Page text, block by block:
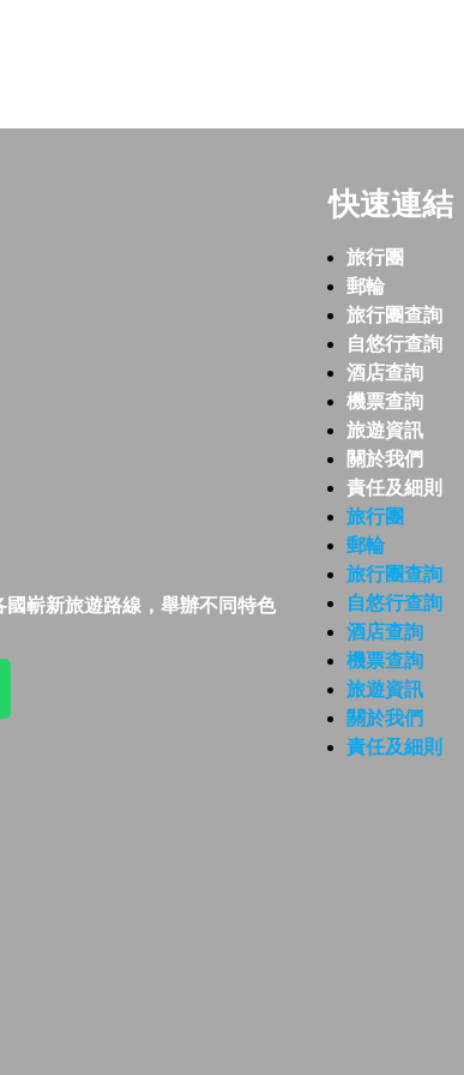
國嶄新旅遊路線，舉辦不同特色
快速連結
旅行團
郵輪
旅行團查詢
自悠行查詢
酒店查詢
機票查詢
旅遊資訊
關於我們
責任及細則
旅行團
郵輪
旅行團查詢
自悠行查詢
酒店查詢
機票查詢
旅遊資訊
關於我們
責任及細則